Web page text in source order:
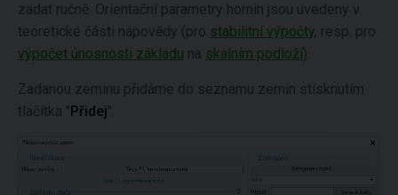
zadat ručně. Orientační parametry hornin jsou uvedeny v
teoretické části nápovědy (pro stabilitní výpočty, resp. pro
výpočet únosnosti základu na skalním podloží).
Zadanou zeminu přidáme do seznamu zemin stisknutím
tlačítka "Přidej".